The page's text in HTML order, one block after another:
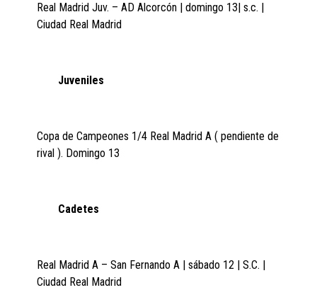
Real Madrid Juv. – AD Alcorcón | domingo 13| s.c. |
Ciudad Real Madrid
Juveniles
Copa de Campeones 1/4 Real Madrid A ( pendiente de
rival ). Domingo 13
Cadetes
Real Madrid A – San Fernando A | sábado 12 | S.C. |
Ciudad Real Madrid